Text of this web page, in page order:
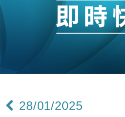
財經｜日經失守6.5萬點
15:47
財經｜恒隆10月換帥 玩
財經｜韓股反覆波動收
12:44
財經｜日本春季三度入
28/01/2025